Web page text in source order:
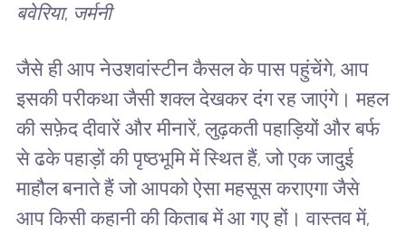
बवेरिया, जर्मनी
जैसे ही आप नेउशवांस्टीन कैसल के पास पहुंचेंगे, आप
इसकी परीकथा जैसी शक्ल देखकर दंग रह जाएंगे। महल
की सफ़ेद दीवारें और मीनारें, लुढ़कती पहाड़ियों और बर्फ
से ढके पहाड़ों की पृष्ठभूमि में स्थित हैं, जो एक जादुई
माहौल बनाते हैं जो आपको ऐसा महसूस कराएगा जैसे
आप किसी कहानी की किताब में आ गए हों। वास्तव में,